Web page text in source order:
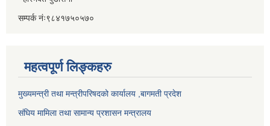
सम्पर्क नंः९८४१७५०५७०
महत्वपूर्ण लिङ्कहरु
मुख्यमन्त्री तथा मन्त्रीपरिषदको कार्यालय ,बागमती प्रदेश
संघिय मामिला तथा सामान्य प्रशासन मन्त्रालय